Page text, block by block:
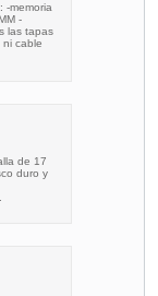
-memoria
-
las tapas
cable
de 17
duro y